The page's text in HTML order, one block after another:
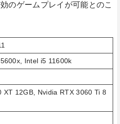
のゲームプレイが可能とのこ
Intel i5 11600k
XT 12GB, Nvidia RTX 3060 Ti 8